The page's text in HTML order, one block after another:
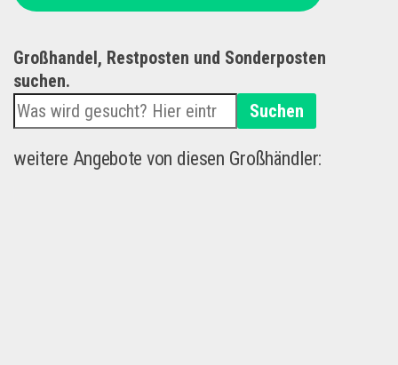
Großhandel, Restposten und Sonderposten
suchen.
Suchen
weitere Angebote von diesen Großhändler: